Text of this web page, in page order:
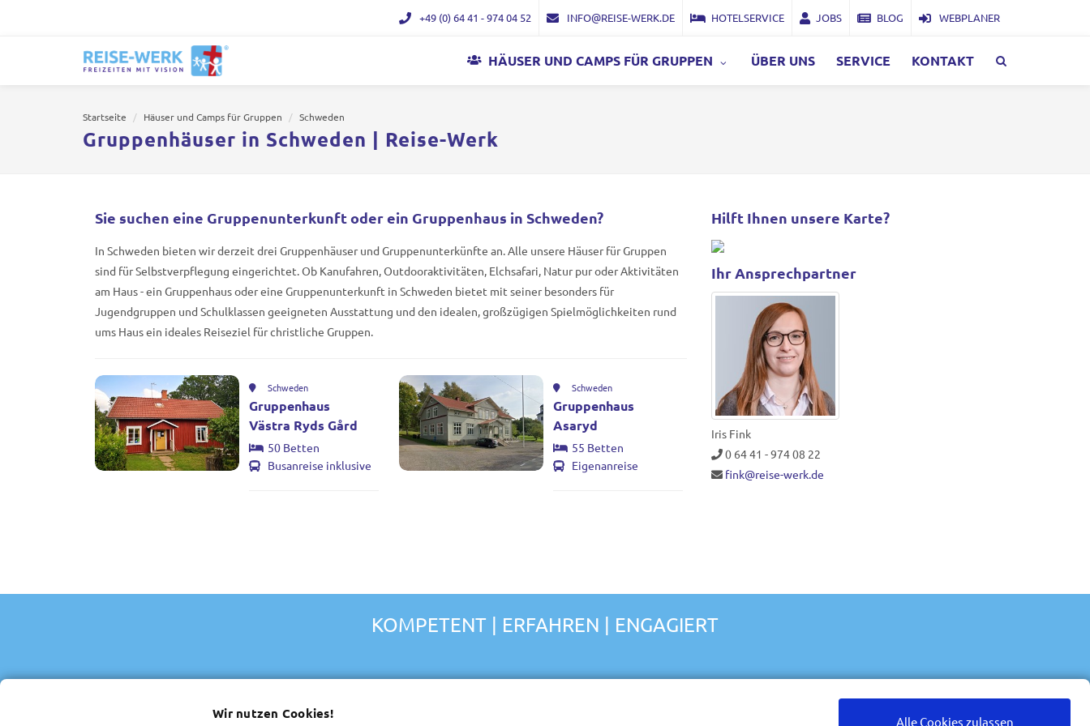
Wir nutzen Cookies!
Alle Cookies zulassen
+49 (0) 64 41 - 974 04 52 INFO@REISE-WERK.DE HOTELSERVICE JOBS BLOG WEBPLANER
HÄUSER UND CAMPS FÜR GRUPPEN ÜBER UNS SERVICE KONTAKT
Startseite Häuser und Camps für Gruppen Schweden
Gruppenhäuser in Schweden | Reise-Werk
Sie suchen eine Gruppenunterkunft oder ein Gruppenhaus in Schweden?
In Schweden bieten wir derzeit drei Gruppenhäuser und Gruppenunterkünfte an. Alle unsere Häuser für Gruppen
sind für Selbstverpflegung eingerichtet. Ob Kanufahren, Outdooraktivitäten, Elchsafari, Natur pur oder Aktivitäten
am Haus - ein Gruppenhaus oder eine Gruppenunterkunft in Schweden bietet mit seiner besonders für
Jugendgruppen und Schulklassen geeigneten Ausstattung und den idealen, großzügigen Spielmöglichkeiten rund
ums Haus ein ideales Reiseziel für christliche Gruppen.
Schweden
Gruppenhaus
Västra Ryds Gård
50 Betten
Busanreise inklusive
Schweden
Gruppenhaus
Asaryd
55 Betten
Eigenanreise
Hilft Ihnen unsere Karte?
Ihr Ansprechpartner
Iris Fink
0 64 41 - 974 08 22
fink@reise-werk.de
KOMPETENT | ERFAHREN | ENGAGIERT
Freizeiten, Gruppenreisen und Urlaube für Kirchen, Gemeinden